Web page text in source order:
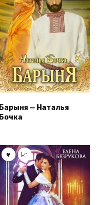
Барыня — Наталья
Бочка